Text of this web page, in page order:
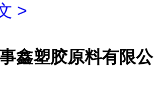
>
鑫塑胶原料有限公